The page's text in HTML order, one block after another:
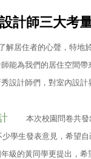
計師三大考
居住者的心聲，特地於
能為我們的居住空間
設計師們，對室內設計
本次校園問卷共發
學生發表意見，希望
級的黃同學更提出，